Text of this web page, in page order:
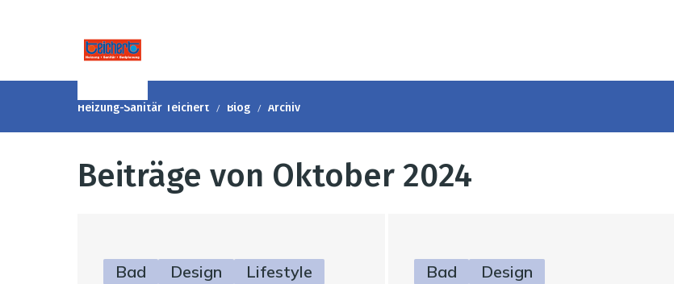
Heizung-Sanitär Teichert Blog Archiv
Beiträge von Oktober 2024
Bad Design Lifestyle Bad
Design